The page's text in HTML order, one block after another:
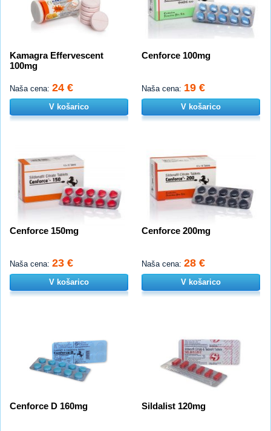
Kamagra Effervescent
100mg
Naša cena: 24 €
V košarico
Cenforce 100mg
Naša cena: 19 €
V košarico
Cenforce 150mg
Naša cena: 23 €
V košarico
Cenforce 200mg
Naša cena: 28 €
V košarico
Cenforce D 160mg Sildalist 120mg